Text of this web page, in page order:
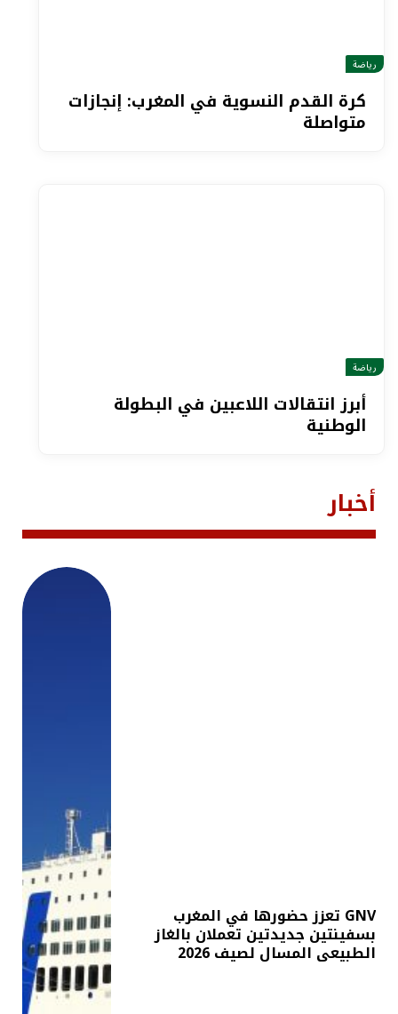
رياضة
كرة القدم النسوية في المغرب: إنجازات
متواصلة
رياضة
أبرز انتقالات اللاعبين في البطولة
الوطنية
أخبار
GNV تعزز حضورها في المغرب
بسفينتين جديدتين تعملان بالغاز
الطبيعي المسال لصيف 2026